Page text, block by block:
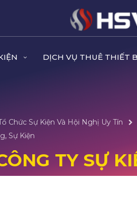
DỊCH VỤ THUÊ THIẾT
Chức Sự Kiện Và Hội Nghị Uy Tín
Sự Kiện
TY SỰ